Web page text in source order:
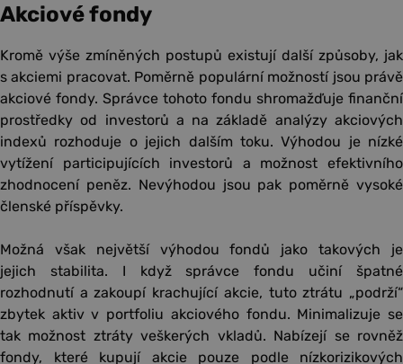
Akciové fondy
Kromě výše zmíněných postupů existují další způsoby, jak
s akciemi pracovat. Poměrně populární možností jsou právě
akciové fondy. Správce tohoto fondu shromažďuje finanční
prostředky od investorů a na základě analýzy akciových
indexů rozhoduje o jejich dalším toku. Výhodou je nízké
vytížení participujících investorů a možnost efektivního
zhodnocení peněz. Nevýhodou jsou pak poměrně vysoké
členské příspěvky.
Možná však největší výhodou fondů jako takových je
jejich stabilita. I když správce fondu učiní špatné
rozhodnutí a zakoupí krachující akcie, tuto ztrátu „podrží“
zbytek aktiv v portfoliu akciového fondu. Minimalizuje se
tak možnost ztráty veškerých vkladů. Nabízejí se rovněž
fondy, které kupují akcie pouze podle nízkorizikových